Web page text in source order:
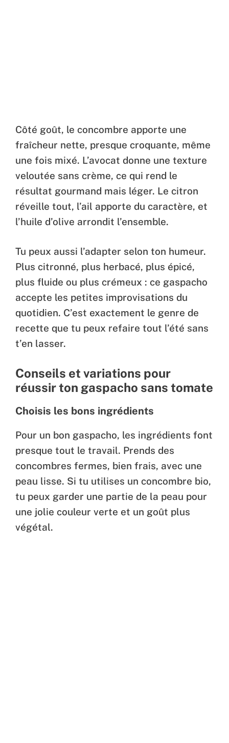
Côté goût, le concombre apporte une
fraîcheur nette, presque croquante, même
une fois mixé. L’avocat donne une texture
veloutée sans crème, ce qui rend le
résultat gourmand mais léger. Le citron
réveille tout, l’ail apporte du caractère, et
l’huile d’olive arrondit l’ensemble.
Tu peux aussi l’adapter selon ton humeur.
Plus citronné, plus herbacé, plus épicé,
plus fluide ou plus crémeux : ce gaspacho
accepte les petites improvisations du
quotidien. C’est exactement le genre de
recette que tu peux refaire tout l’été sans
t’en lasser.
Conseils et variations pour
réussir ton gaspacho sans tomate
Choisis les bons ingrédients
Pour un bon gaspacho, les ingrédients font
presque tout le travail. Prends des
concombres fermes, bien frais, avec une
peau lisse. Si tu utilises un concombre bio,
tu peux garder une partie de la peau pour
une jolie couleur verte et un goût plus
végétal.